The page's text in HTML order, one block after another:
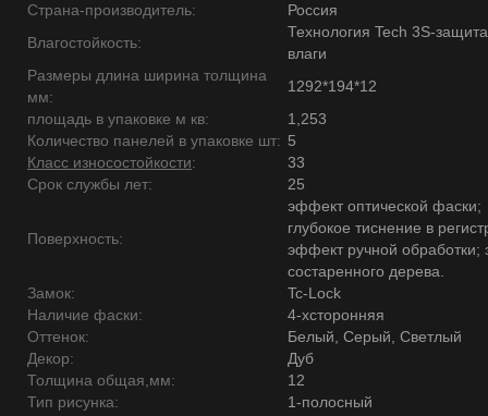
Страна-производитель:
Россия
Влагостойкость:
Технология Tech 3S-
влаги
Размеры длина ширина толщина
мм:
1292*194*12
площадь в упаковке м кв:
1,253
Количество панелей в упаковке шт: 5
Класс износостойкости:
33
Срок службы лет:
25
Поверхность:
эффект оптической фаски;
глубокое тиснение в
эффект ручной обработки;
состаренного дерева.
Замок:
Tc-Lock
Наличие фаски:
4-хсторонняя
Оттенок:
Белый, Серый, Светлый
Декор:
Дуб
Толщина общая,мм:
12
Тип рисунка:
1-полосный